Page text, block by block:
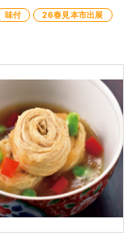
味付 26春見本市出展